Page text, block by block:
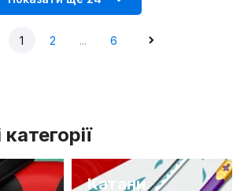
1 2 ... 6
Катани